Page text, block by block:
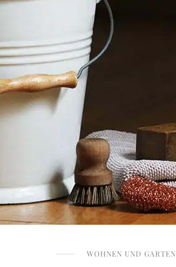
WOHNEN UND GARTEN